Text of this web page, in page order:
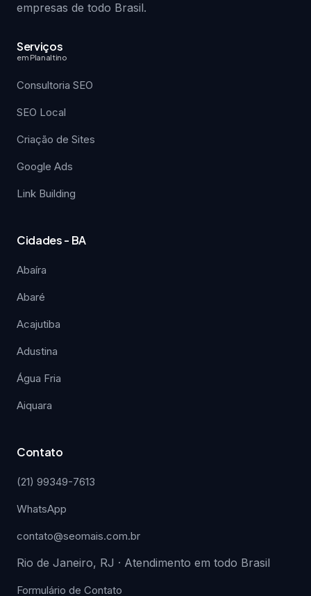
empresas de todo Brasil.
Serviços
em Planaltino
Consultoria SEO
SEO Local
Criação de Sites
Google Ads
Link Building
Cidades - BA
Abaíra
Abaré
Acajutiba
Adustina
Água Fria
Aiquara
Contato
(21) 99349-7613
WhatsApp
contato@seomais.com.br
Rio de Janeiro, RJ · Atendimento em todo Brasil
Formulário de Contato